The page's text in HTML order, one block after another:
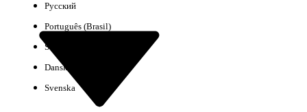
Geen resultaten
Русский
Português (Brasil)
Suomi
Dansk
Svenska